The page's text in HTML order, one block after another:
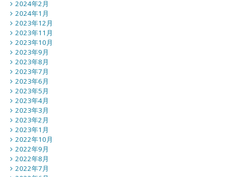
2024年2月
2024年1月
2023年12月
2023年11月
2023年10月
2023年9月
2023年8月
2023年7月
2023年6月
2023年5月
2023年4月
2023年3月
2023年2月
2023年1月
2022年10月
2022年9月
2022年8月
2022年7月